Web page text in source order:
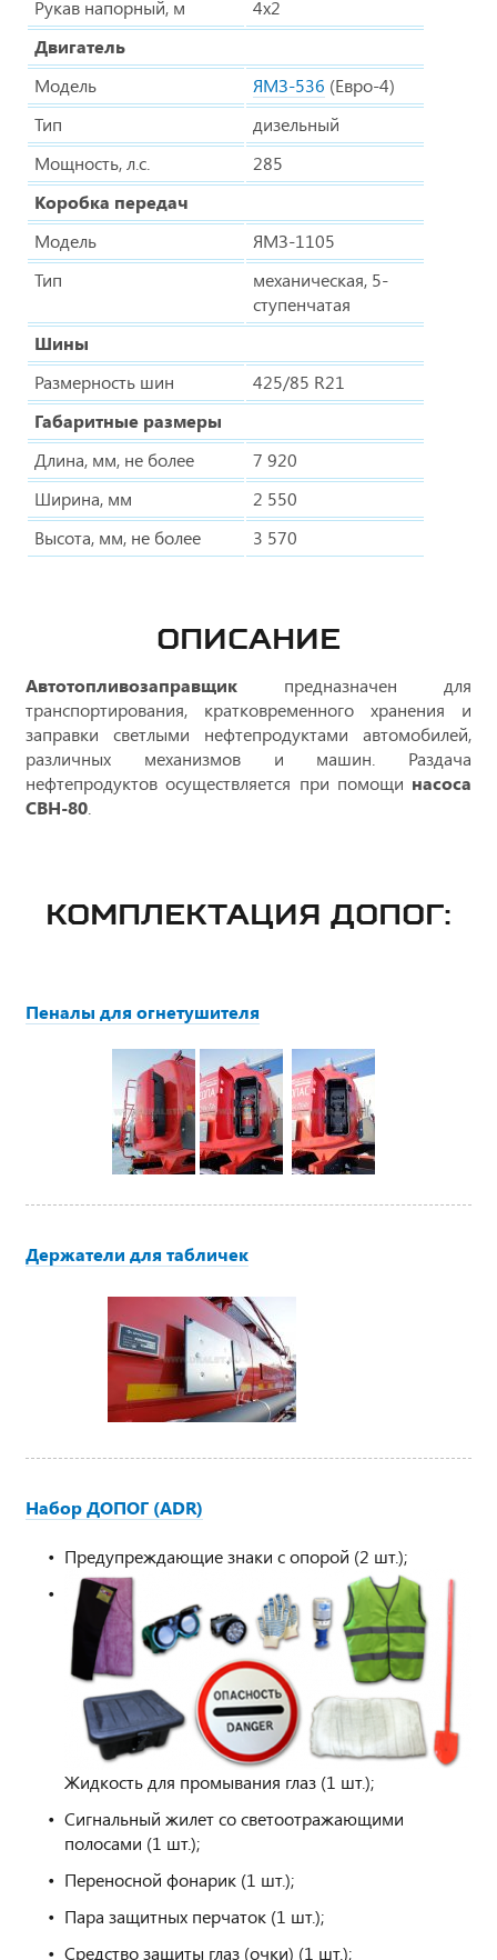
Рукав напорный, м
4х2
Двигатель
Модель
ЯМЗ-536 (Евро-4)
Тип
дизельный
Мощность, л.с.
285
Коробка передач
Модель
ЯМЗ-1105
Тип
механическая, 5-
ступенчатая
Шины
Размерность шин
425/85 R21
Габаритные размеры
Длина, мм, не более
7 920
Ширина, мм
2 550
Высота, мм, не более
3 570
ОПИСАНИЕ
Автотопливозаправщик предназначен для
транспортирования, кратковременного хранения и
заправки светлыми нефтепродуктами автомобилей,
различных механизмов и машин. Раздача
нефтепродуктов осуществляется при помощи насоса
СВН-80
КОМПЛЕКТАЦИЯ ДОПОГ:
Пеналы для огнетушителя
Держатели для табличек
Набор ДОПОГ (ADR)
Предупреждающие знаки с опорой (2 шт.);
Жидкость для промывания глаз (1 шт.);
Сигнальный жилет со светоотражающими
полосами (1 шт.);
Переносной фонарик (1 шт.);
Пара защитных перчаток (1 шт.);
Средство защиты глаз (очки) (1 шт.);